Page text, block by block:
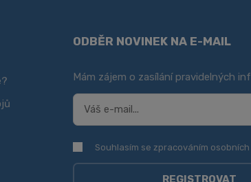
ODBĚR NOVINEK NA E-MAIL
Mám zájem o zasílání pravidelných
Souhlasím se zpracovánímosobních
Souhlasím se zpracováním
REGISTROVAT